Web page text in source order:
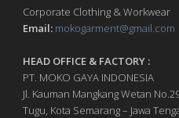
Corporate Clothing & Workwear
Email: mokogarment@gmail.com
HEAD OFFICE & FACTORY :
PT. MOKO GAYA INDONESIA
Jl. Kauman Mangkang Wetan
Tugu, Kota Semarang – Jawa